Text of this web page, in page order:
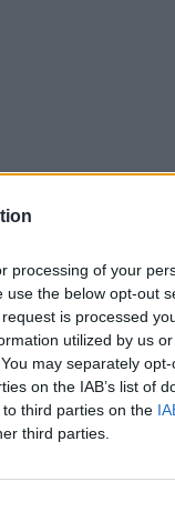
processing of your
the below opt-out
is processed
utilized by us
may separately
on the IAB’s list of
third parties on the
third parties.